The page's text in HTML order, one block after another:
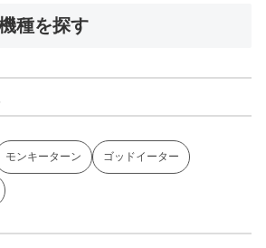
種を探す
モンキーターン ゴッドイーター